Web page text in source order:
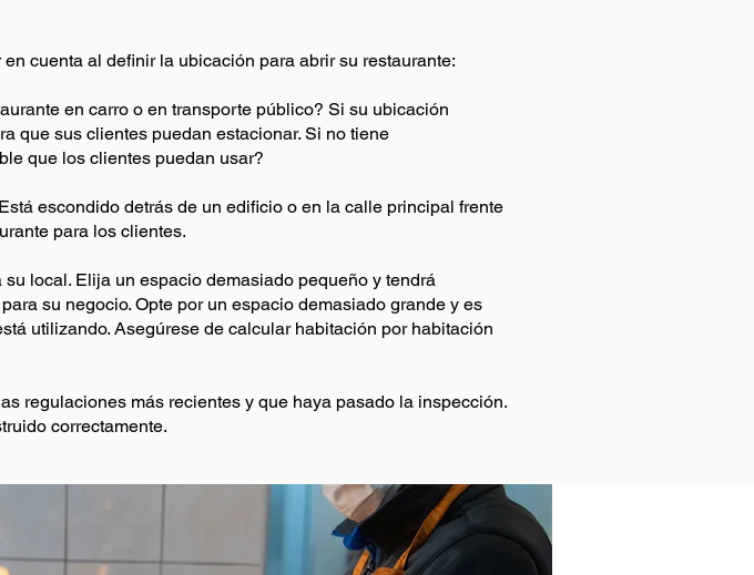
cuenta al definir la ubicación para abrir su restaurante:
en carro o en transporte público? Si su ubicación
que sus clientes puedan estacionar. Si no tiene
que los clientes puedan usar?
escondido detrás de un edificio o en la calle principal frente
para los clientes.
local. Elija un espacio demasiado pequeño y tendrá
su negocio. Opte por un espacio demasiado grande y es
utilizando. Asegúrese de calcular habitación por habitación
regulaciones más recientes y que haya pasado la inspección.
correctamente.